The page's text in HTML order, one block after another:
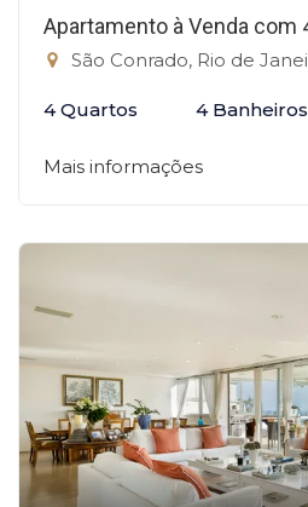
Apartamento à Venda com
São Conrado, Rio de
4 Quartos 4 Banheiros
Mais informações